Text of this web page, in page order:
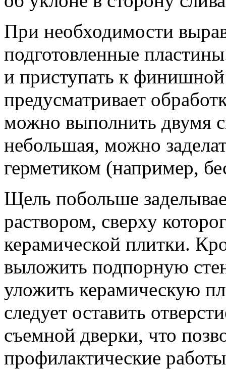
При необходимости
подготовленные
и приступать к
предусматривает
можно выполнить двумя
небольшая, можно
герметиком (например,
Щель побольше
раствором, сверху
керамической плитки.
выложить подпорную
уложить керамическую
следует оставить
съемной дверки, что
профилактические